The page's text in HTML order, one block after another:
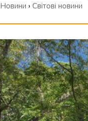
Новини › Світові новини